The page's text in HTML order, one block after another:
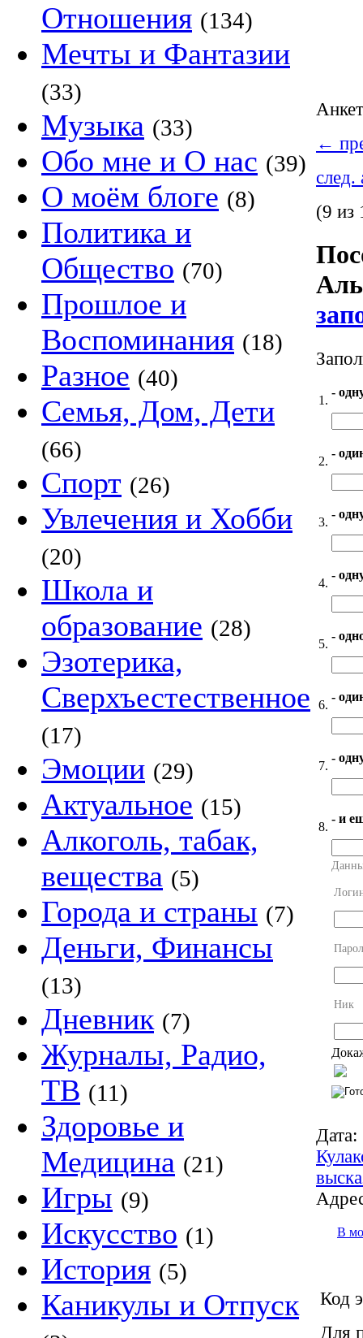
Отношения (134)
Мечты и Фантазии
(33)
Музыка (33)
Обо мне и О нас (39)
О моём блоге (8)
Политика и
Общество (70)
Прошлое и
Воспоминания (18)
Разное (40)
Семья, Дом, Дети
(66)
Спорт (26)
Увлечения и Хобби
(20)
Школа и
образование (28)
Эзотерика,
Сверхъестественное
(17)
Эмоции (29)
Актуальное (15)
Алкоголь, табак,
вещества (5)
Города и страны (7)
Деньги, Финансы
(13)
Дневник (7)
Журналы, Радио,
ТВ (11)
Здоровье и
Медицина (21)
Игры (9)
Искусство (1)
История (5)
Каникулы и Отпуск
←
след.
(9 из
1.
-
2.
-
3.
-
4.
-
5.
-
6.
-
7.
-
8.
- и
Ник
Дата:
В
Код
Для